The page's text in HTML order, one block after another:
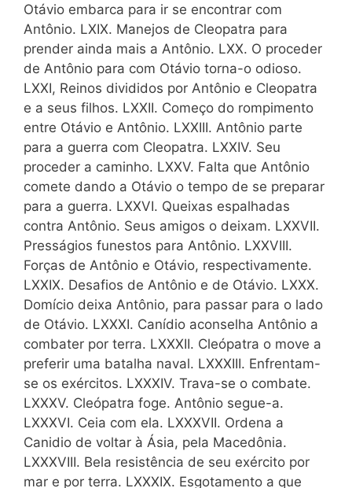
Otávio embarca para ir se encontrar com
Antônio. LXIX. Manejos de Cleopatra para
prender ainda mais a Antônio. LXX. O proceder
de Antônio para com Otávio torna-o odioso.
LXXI, Reinos divididos por Antônio e Cleopatra
e a seus filhos. LXXII. Começo do rompimento
entre Otávio e Antônio. LXXIII. Antônio parte
para a guerra com Cleopatra. LXXIV. Seu
proceder a caminho. LXXV. Falta que Antônio
comete dando a Otávio o tempo de se preparar
para a guerra. LXXVI. Queixas espalhadas
contra Antônio. Seus amigos o deixam. LXXVII.
Presságios funestos para Antônio. LXXVIII.
Forças de Antônio e Otávio, respectivamente.
LXXIX. Desafios de Antônio e de Otávio. LXXX.
Domício deixa Antônio, para passar para o lado
de Otávio. LXXXI. Canídio aconselha Antônio a
combater por terra. LXXXII. Cleópatra o move a
preferir uma batalha naval. LXXXIII. Enfrentam-
se os exércitos. LXXXIV. Trava-se o combate.
LXXXV. Cleópatra foge. Antônio segue-a.
LXXXVI. Ceia com ela. LXXXVII. Ordena a
Canidio de voltar à Ásia, pela Macedônia.
LXXXVIII. Bela resistência de seu exército por
mar e por terra. LXXXIX. Esgotamento a que